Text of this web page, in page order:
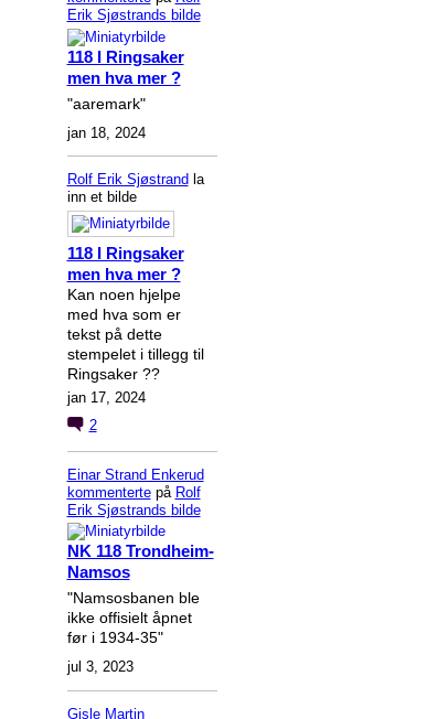
Erik Sjøstrands bilde
118 I Ringsaker
men hva mer ?
"aaremark"
jan 18, 2024
Rolf Erik Sjøstrand la
inn et bilde
118 I Ringsaker
men hva mer ?
Kan noen hjelpe
med hva som er
tekst på dette
stempelet i tillegg til
Ringsaker ??
jan 17, 2024
2
Einar Strand Enkerud
kommentertepå Rolf
Erik Sjøstrands bilde
NK 118 Trondheim-
Namsos
"Namsosbanen ble
ikke offisielt åpnet
før i 1934-35"
jul 3, 2023
Gisle Martin